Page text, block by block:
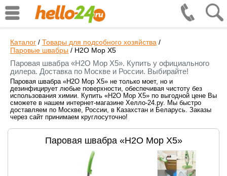
Каталог / Товары для подсобного хозяйства /
Паровые швабры / H2O Mop X5
Паровая швабра «H2O Mop X5». Купить у официального
дилера. Доставка по Москве и России. Выбирайте!
Паровая швабра «H2O Mop X5» не только моет, но и
дезинфицирует любые поверхности, обеспечивая чистоту без
использования химии. Купить «H2O Mop X5» по выгодной цене Вы
сможете в нашем интернет-магазине Хелло-24.ру. Мы быстро
доставляем по Москве, России, в Казахстан и Беларусь. Заказы
через сайт принимаем круглосуточно!
Паровая швабра «H2O Mop X5»